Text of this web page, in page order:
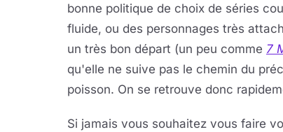
bonne politique de choix de séries
fluide, ou des personnages très
un très bon départ (un peu comme 7
qu'elle ne suive pas le chemin du
poisson. On se retrouve donc
Si jamais vous souhaitez vous faire